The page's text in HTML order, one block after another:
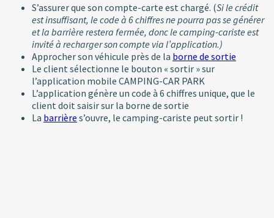
S’assurer que son compte-carte est chargé. (Si le crédit
est insuffisant, le code à 6 chiffres ne pourra pas se générer
et la barrière restera fermée, donc le camping-cariste est
invité à recharger son compte via l’application.)
Approcher son véhicule près de la borne de sortie
Le client sélectionne le bouton « sortir » sur
l’application mobile CAMPING-CAR PARK
L’application génère un code à 6 chiffres unique, que le
client doit saisir sur la borne de sortie
La barrière s’ouvre, le camping-cariste peut sortir !